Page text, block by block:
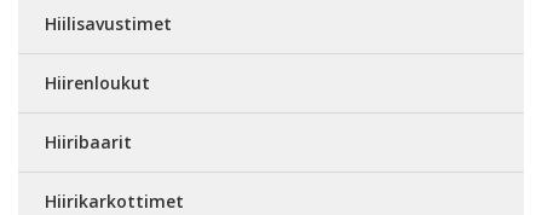
Hiilisavustimet
Hiirenloukut
Hiiribaarit
Hiirikarkottimet